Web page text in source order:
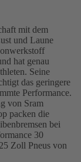
mit dem
und Laune
hat genau
Seine
das geringere
Performance.
von Sram
packen die
bei
30
Zoll Pneus von